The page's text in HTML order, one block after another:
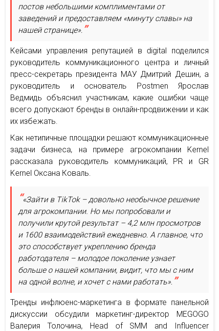
постов небольшими комплиментами от
заведений и предоставляем «минуту славы» на
нашей странице».
Кейсами управления репутацией в digital поделился
руководитель коммуникационного центра и личный
пресс-секретарь президента МАУ Дмитрий Дешин, а
руководитель и основатель Postmen Ярослав
Ведмидь объяснил участникам, какие ошибки чаще
всего допускают бренды в онлайн-продвижении и как
их избежать.
Как нетипичные площадки решают коммуникационные
задачи бизнеса, на примере агрокомпании Kernel
рассказала руководитель коммуникаций, PR и GR
Kernel Оксана Коваль.
«Зайти в TikTok – довольно необычное решение
для агрокомпании. Но мы попробовали и
получили крутой результат – 4,2 млн просмотров
и 1600 взаимодействий ежедневно. А главное, что
это способствует укреплению бренда
работодателя – молодое поколение узнает
больше о нашей компании, видит, что мы с ним
на одной волне, и хочет с нами работать».
Тренды инфлюенс-маркетинга в формате панельной
дискуссии обсудили маркетинг-директор MEGOGO
Валерия Толочина, Head of SMM and Influencer